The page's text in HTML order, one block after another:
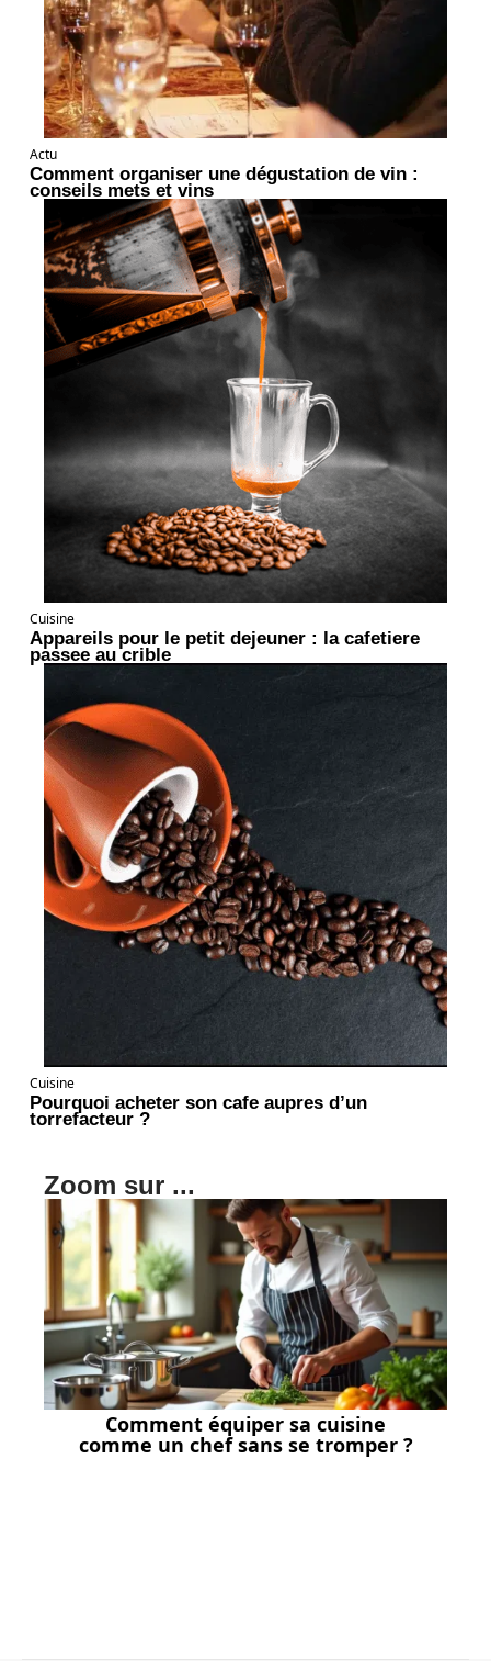
Actu
Comment organiser une dégustation de vin :
conseils mets et vins
Cuisine
Appareils pour le petit dejeuner : la cafetiere
passee au crible
Cuisine
Pourquoi acheter son cafe aupres d’un
torrefacteur ?
Zoom sur ...
Comment équiper sa cuisine
comme un chef sans se tromper ?